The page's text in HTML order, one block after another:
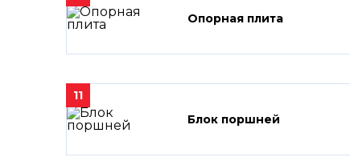
Опорная плита
11
Блок поршней